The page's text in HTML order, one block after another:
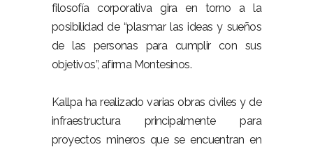
filosofía corporativa gira en torno a la
posibilidad de “plasmar las ideas y sueños
de las personas para cumplir con sus
objetivos”, afirma Montesinos.
Kallpa ha realizado varias obras civiles y de
infraestructura principalmente para
proyectos mineros que se encuentran en